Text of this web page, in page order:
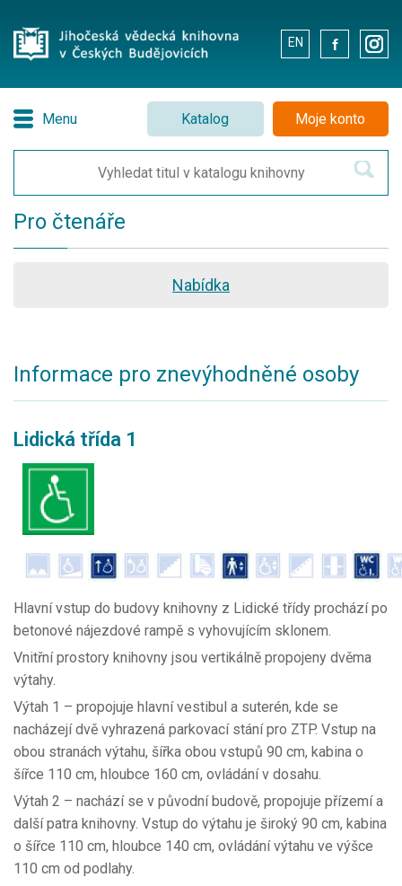
EN . .
Menu Katalog Moje konto
Pro čtenáře
Nabídka
Informace pro znevýhodněné osoby
Lidická třída 1
Hlavní vstup do budovy knihovny z Lidické třídy prochází po
betonové nájezdové rampě s vyhovujícím sklonem.
Vnitřní prostory knihovny jsou vertikálně propojeny dvěma
výtahy.
Výtah 1 – propojuje hlavní vestibul a suterén, kde se
nacházejí dvě vyhrazená parkovací stání pro ZTP. Vstup na
obou stranách výtahu, šířka obou vstupů 90 cm, kabina o
šířce 110 cm, hloubce 160 cm, ovládání v dosahu.
Výtah 2 – nachází se v původní budově, propojuje přízemí a
další patra knihovny. Vstup do výtahu je široký 90 cm, kabina
o šířce 110 cm, hloubce 140 cm, ovládání výtahu ve výšce
110 cm od podlahy.